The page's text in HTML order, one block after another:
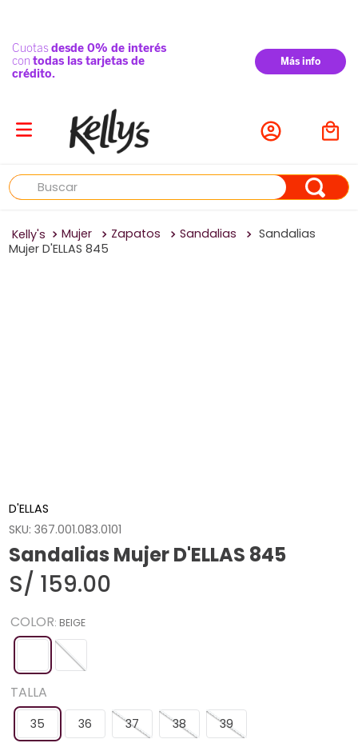
Buscar
Mujer Zapatos Sandalias
Sandalias
Mujer D'ELLAS 845
D'ELLAS
SKU:367.001.083.0101
Sandalias Mujer D'ELLAS 845
S/ 159.00
COLOR: BEIGE
TALLA
35 36 37 38
39